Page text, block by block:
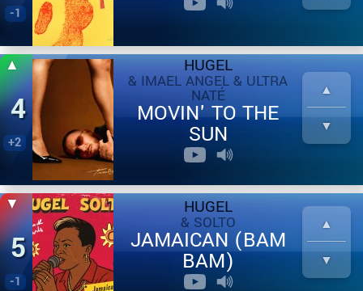
-1
4
+2
HUGEL
& IMAEL ANGEL & ULTRA
NATÉ
MOVIN' TO THE
SUN
5
-1
HUGEL
& SOLTO
JAMAICAN (BAM
BAM)